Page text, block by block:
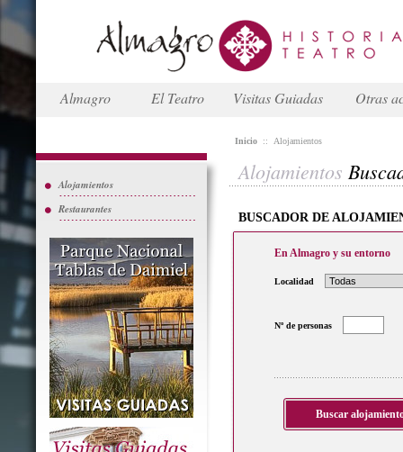
Almagro El Teatro Visitas Guiadas Otras
Alojamientos
Restaurantes
Inicio :: Alojamientos
Alojamientos
BUSCADOR DE
En Almagro y su entorno
Localidad
Nº de personas